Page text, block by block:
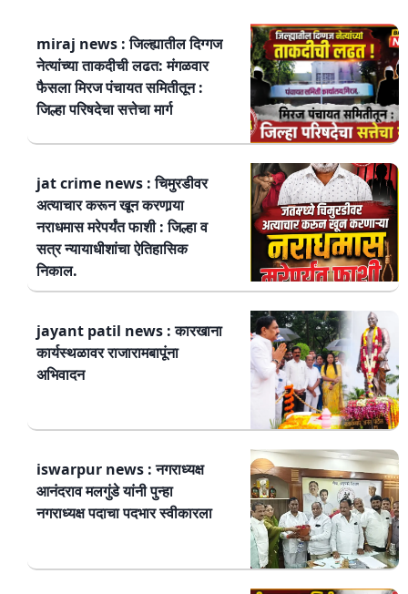
miraj news : जिल्ह्यातील दिग्गज
नेत्यांच्या ताकदीची लढत: मंगळवार
फैसला मिरज पंचायत समितीतून :
जिल्हा परिषदेचा सत्तेचा मार्ग
jat crime news : चिमुरडीवर
अत्याचार करून खून करणार्‍या
नराधमास मरेपर्यंत फाशी : जिल्हा व
सत्र न्यायाधीशांचा ऐतिहासिक
निकाल.
jayant patil news : कारखाना
कार्यस्थळावर राजारामबापूंना
अभिवादन
iswarpur news : नगराध्यक्ष
आनंदराव मलगुंडे यांनी पुन्हा
नगराध्यक्ष पदाचा पदभार स्वीकारला